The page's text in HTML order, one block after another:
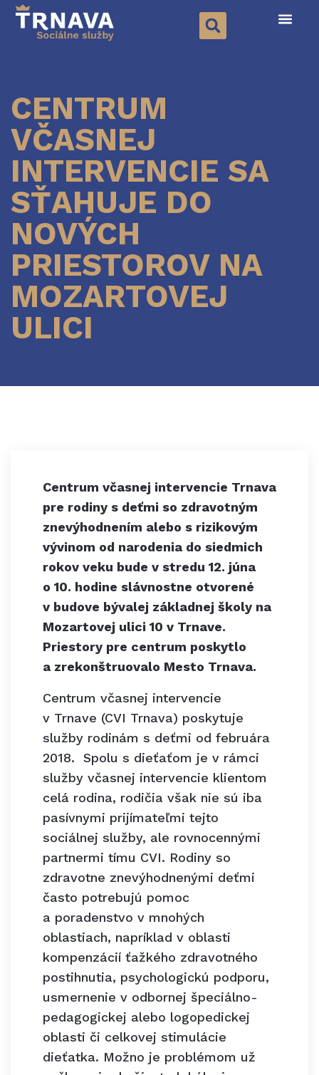
CENTRUM
VČASNEJ
INTERVENCIE SA
SŤAHUJE DO
NOVÝCH
PRIESTOROV NA
MOZARTOVEJ
ULICI
Centrum včasnej intervencie Trnava
pre rodiny s deťmi so zdravotným
znevýhodnením alebo s rizikovým
vývinom od narodenia do siedmich
rokov veku bude v stredu 12. júna
o 10. hodine slávnostne otvorené
v budove bývalej základnej školy na
Mozartovej ulici 10 v Trnave.
Priestory pre centrum poskytlo
a zrekonštruovalo Mesto Trnava.
Centrum včasnej intervencie
v Trnave (CVI Trnava) poskytuje
služby rodinám s deťmi od februára
2018. Spolu s dieťaťom je v rámci
služby včasnej intervencie klientom
celá rodina, rodičia však nie sú iba
pasívnymi prijímateľmi tejto
sociálnej služby, ale rovnocennými
partnermi tímu CVI. Rodiny so
zdravotne znevýhodnenými deťmi
často potrebujú pomoc
a poradenstvo v mnohých
oblastiach, napríklad v oblasti
kompenzácií ťažkého zdravotného
postihnutia, psychologickú podporu,
usmernenie v odbornej špeciálno-
pedagogickej alebo logopedickej
oblasti či celkovej stimulácie
dieťatka. Možno je problémom už